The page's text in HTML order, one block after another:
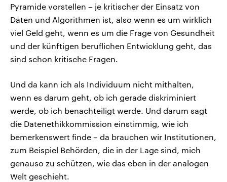
Pyramide vorstellen – je kritischer der Einsatz von
Daten und Algorithmen ist, also wenn es um wirklich
viel Geld geht, wenn es um die Frage von Gesundheit
und der künftigen beruflichen Entwicklung geht, das
sind schon kritische Fragen.
Und da kann ich als Individuum nicht mithalten,
wenn es darum geht, ob ich gerade diskriminiert
werde, ob ich benachteiligt werde. Und darum sagt
die Datenethikkommission einstimmig, wie ich
bemerkenswert finde – da brauchen wir Institutionen,
zum Beispiel Behörden, die in der Lage sind, mich
genauso zu schützen, wie das eben in der analogen
Welt geschieht.